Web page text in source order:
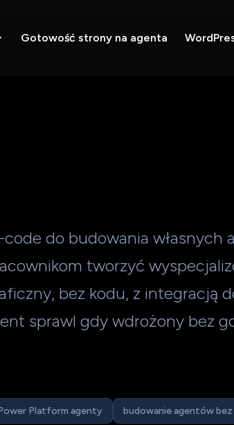
Gotowość strony na agenta
do budowania własnych
tworzyć
bez kodu, z integracją
sprawl gdy wdrożony bez
Platform agenty budowanie agentów bez